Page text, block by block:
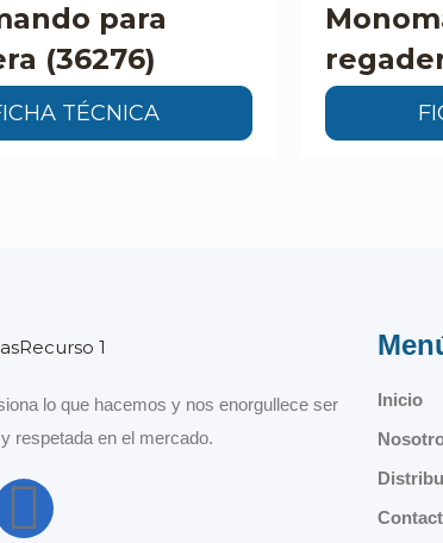
para
(36276)
TÉCNICA
lo que hacemos y nos enorgullece ser
respetada en el mercado.
Inicio